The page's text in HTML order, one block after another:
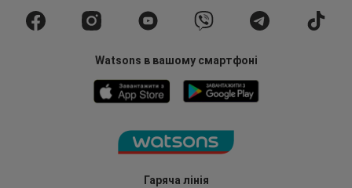
Гаряча лінія
Watsons в вашому смартфоні